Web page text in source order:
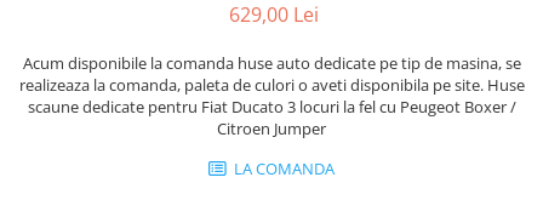
629,00 Lei
Acum disponibile la comanda huse auto dedicate pe tip de masina, se
realizeaza la comanda, paleta de culori o aveti disponibila pe site. Huse
scaune dedicate pentru Fiat Ducato 3 locuri la fel cu Peugeot Boxer /
Citroen Jumper
LA COMANDA